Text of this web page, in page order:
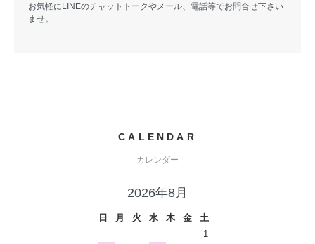
お気軽にLINEのチャットトークやメール、電話等でお問合せ下さい
ませ。
CALENDAR
カレンダー
2026年8月
日 月 火 水 木 金
土
1